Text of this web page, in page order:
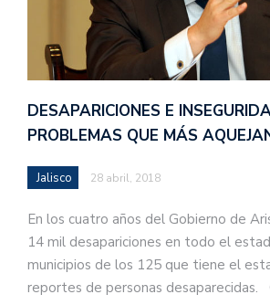
DESAPARICIONES E
PROBLEMAS QUE MÁS
Jalisco 28 abril, 2018
En los cuatro años del Gobierno de
14 mil desapariciones en todo el
municipios de los 125 que tiene el
reportes de personas desaparecidas.